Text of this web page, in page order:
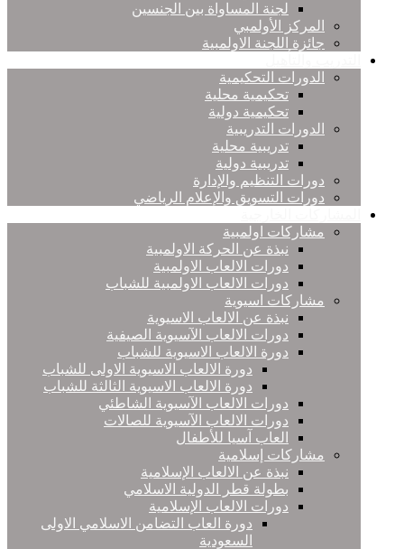
لجنة المساواة بين الجنسين
المركز الأولمبي
جائزة اللجنة الاولمبية
الدورات التحكيمية
تحكيمية محلية
تحكيمية دولية
الدورات التدريبية
تدريبية محلية
تدريبية دولية
دورات التنظيم والإدارة
دورات التسويق والإعلام الرياضي
مشاركات اولمبية
نبذة عن الحركة الاولمبية
دورات الالعاب الاولمبية
دورات الالعاب الاولمبية للشباب
مشاركات اسيوية
نبذة عن الالعاب الاسيوية
دورات الالعاب الآسيوية الصيفية
دورة الالعاب الاسيوية للشباب
دورة الالعاب الاسيوية الاولى للشباب
دورة الالعاب الاسيوية الثالثة للشباب
دورات الالعاب الآسيوية الشاطئي
دورات الالعاب الآسيوية للصالات
العاب آسيا للأطفال
مشاركات إسلامية
نبذة عن الالعاب الإسلامية
بطولة قطر الدولية الاسلامي
دورات الالعاب الإسلامية
دورة العاب التضامن الاسلامي الاولى
السعودية